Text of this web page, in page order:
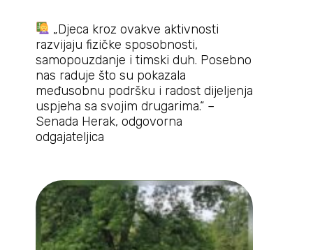
„Djeca kroz ovakve aktivnosti
razvijaju fizičke sposobnosti,
samopouzdanje i timski duh. Posebno
nas raduje što su pokazala
međusobnu podršku i radost dijeljenja
uspjeha sa svojim drugarima.“ –
Senada Herak, odgovorna
odgajateljica